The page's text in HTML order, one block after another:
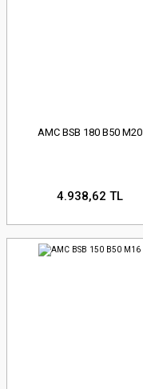
AMC BSB 180 B50 M20
4.938,62 TL